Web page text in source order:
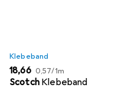
Klebeband
EUR
18,66 EUR
0,57/1m
Scotch Klebeband